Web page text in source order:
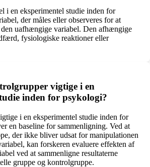
i en eksperimentel studie inden for
der måles eller observeres for at
uafhængige variabel. Den afhængige
fysiologiske reaktioner eller
vigtige i en
inden for psykologi?
i en eksperimentel studie inden for
en baseline for sammenligning. Ved at
der ikke bliver udsat for manipulationen
kan forskeren evaluere effekten af
ved at sammenligne resultaterne
gruppe og kontrolgruppe.